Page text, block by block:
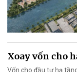
Xoay vốn cho
Vốn cho đầu tư hạ